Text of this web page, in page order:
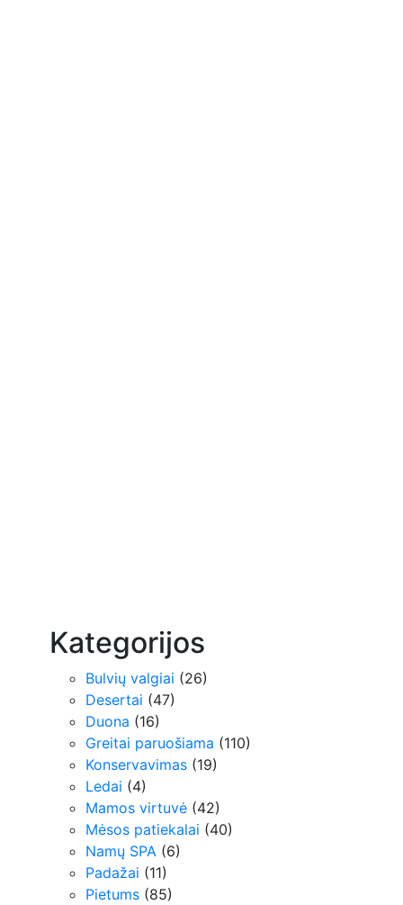
Kategorijos
Bulvių valgiai (26)
Desertai (47)
Duona (16)
Greitai paruošiama (110)
Konservavimas (19)
Ledai (4)
Mamos virtuvė (42)
Mėsos patiekalai (40)
Namų SPA (6)
Padažai (11)
Pietums (85)